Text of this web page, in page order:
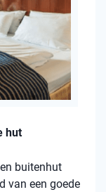
hut
buitenhut
van een goede